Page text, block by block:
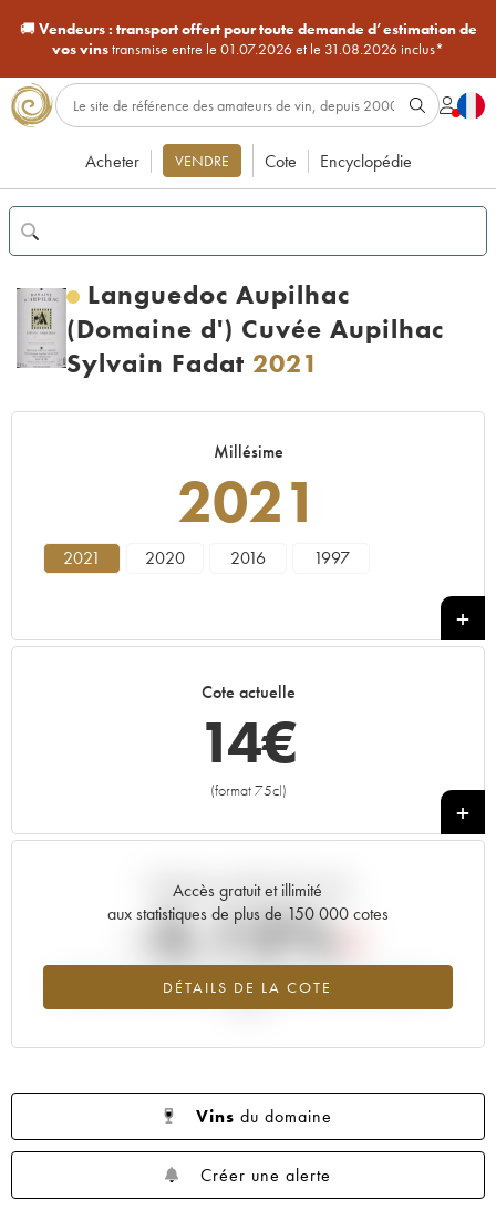
🚚Vendeurs : transport offert pour toute demande d’estimation de
vos vinstransmise entre le 01.07.2026 et le 31.08.2026 inclus*
Acheter VENDRE Cote Encyclopédie
Languedoc Aupilhac
(Domaine d') Cuvée Aupilhac
Sylvain Fadat 2021
Millésime
2021
2021 2020 2016 1997
Cote actuelle
14€
(format 75cl)
+
Accès gratuit et illimité
aux statistiques de plus de 150 000 cotes
DÉTAILS DE LA COTE
Tendance actuelle de la cote
-5.12%
Tendance à la baisse du millésime 2021 en 2026 par rapport à
Vins du domaine
Créer une alerte